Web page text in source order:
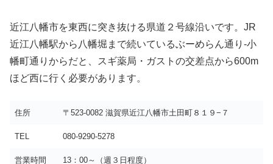
近江八幡市を東西に突き抜ける県道２号線沿いです。JR
近江八幡駅から八幡堀まで続いているぶーめらん通り-小
幡町通りからだと、スギ薬局・ガストの交差点から600m
ほど西に行く必要があります。
住所 〒523-0082 滋賀県近江八幡市土田町８１９−７
TEL 080-9290-5278
営業時間 13：00～（週３日程度）